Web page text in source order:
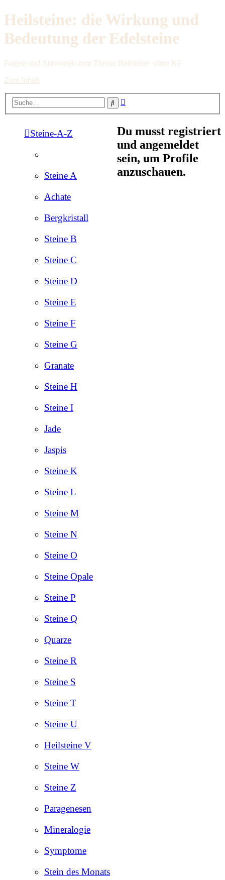
Heilsteine: die Wirkung und
Bedeutung der Edelsteine
Fragen und Antworten zum Thema Heilsteine -ohne KI-
Zum Inhalt
Suche
Steine-A-Z
Steine A
Achate
Bergkristall
Steine B
Steine C
Steine D
Steine E
Steine F
Steine G
Granate
Steine H
Steine I
Jade
Jaspis
Steine K
Steine L
Steine M
Steine N
Steine O
Steine Opale
Steine P
Steine Q
Quarze
Steine R
Steine S
Steine T
Steine U
Heilsteine V
Steine W
Steine Z
Paragenesen
Mineralogie
Symptome
Stein des Monats
Du musst registriert
und angemeldet
sein, um Profile
anzuschauen.